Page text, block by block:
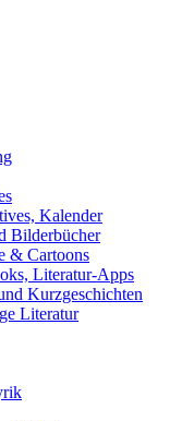
Kalender
Bilderbücher
& Cartoons
Literatur-Apps
Kurzgeschichten
Literatur